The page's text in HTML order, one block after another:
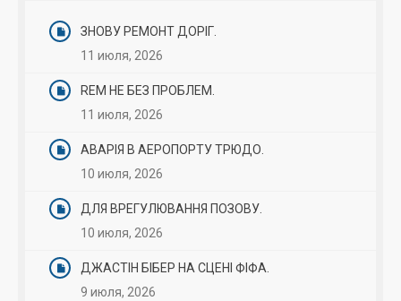
ЗНОВУ РЕМОНТ ДОРІГ.
11 июля, 2026
REM НЕ БЕЗ ПРОБЛЕМ.
11 июля, 2026
АВАРІЯ В АЕРОПОРТУ ТРЮДО.
10 июля, 2026
ДЛЯ ВРЕГУЛЮВАННЯ ПОЗОВУ.
10 июля, 2026
ДЖАСТІН БІБЕР НА СЦЕНІ ФІФА.
9 июля, 2026